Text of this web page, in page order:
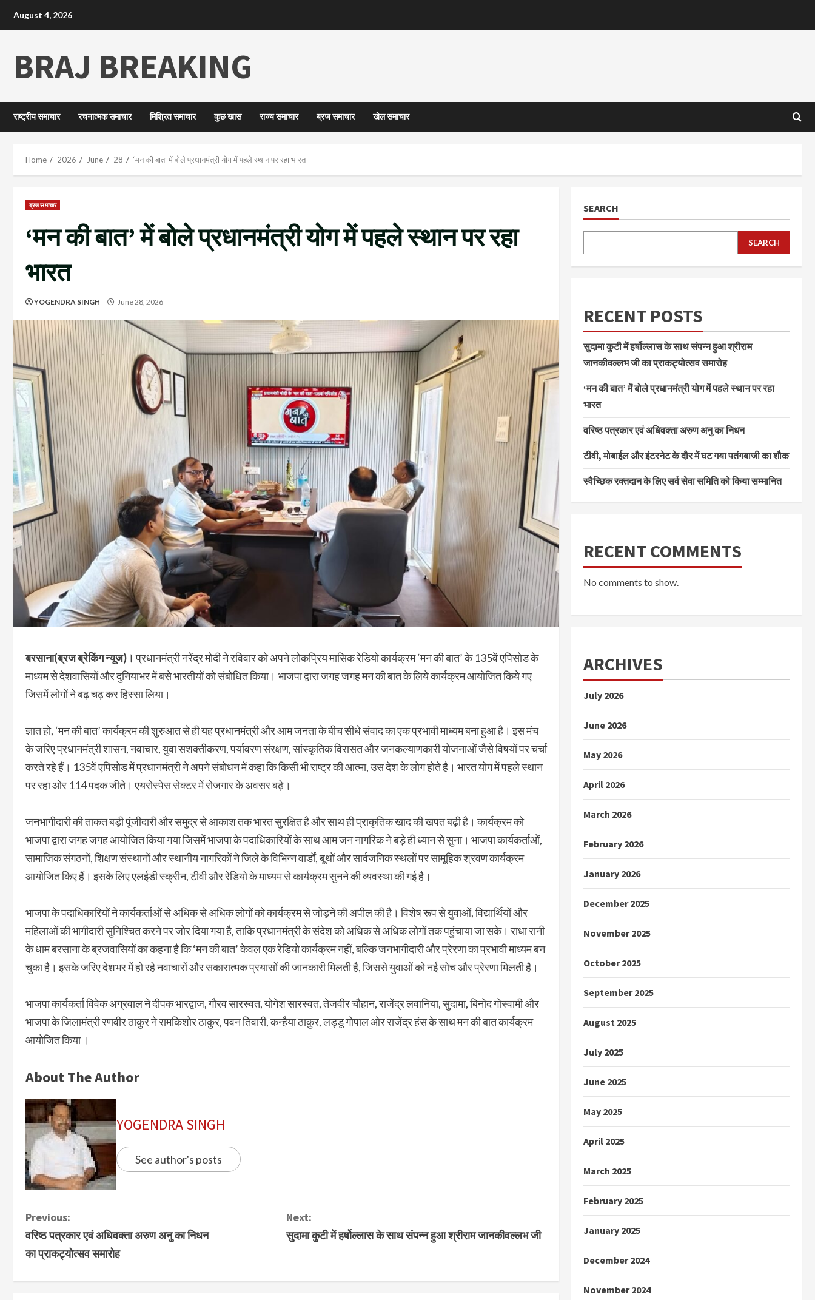
August 4, 2026
BRAJ BREAKING
राष्ट्रीय समाचार रचनात्मक समाचार मिश्रित समाचार कुछ खास राज्य समाचार ब्रज समाचार खेल समाचार
Home 2026 June 28 ‘मन की बात’ में बोले प्रधानमंत्री योग में पहले स्थान पर रहा भारत
ब्रज समाचार
‘मन की बात’ में बोले प्रधानमंत्री योग में पहले स्थान पर रहा
भारत
YOGENDRA SINGH June 28, 2026
बरसाना(ब्रज ब्रेकिंग न्यूज)।प्रधानमंत्री नरेंद्र मोदी ने रविवार को अपने लोकप्रिय मासिक रेडियो कार्यक्रम ‘मन की बात’ के 135वें एपिसोड के
माध्यम से देशवासियों और दुनियाभर में बसे भारतीयों को संबोधित किया। भाजपा द्वारा जगह जगह मन की बात के लिये कार्यक्रम आयोजित किये गए
जिसमें लोगों ने बढ़ चढ़ कर हिस्सा लिया।
ज्ञात हो, ‘मन की बात’ कार्यक्रम की शुरुआत से ही यह प्रधानमंत्री और आम जनता के बीच सीधे संवाद का एक प्रभावी माध्यम बना हुआ है। इस मंच
के जरिए प्रधानमंत्री शासन, नवाचार, युवा सशक्तीकरण, पर्यावरण संरक्षण, सांस्कृतिक विरासत और जनकल्याणकारी योजनाओं जैसे विषयों पर चर्चा
करते रहे हैं। 135वें एपिसोड में प्रधानमंत्री ने अपने संबोधन में कहा कि किसी भी राष्ट्र की आत्मा, उस देश के लोग होते है। भारत योग में पहले स्थान
पर रहा ओर 114 पदक जीते। एयरोस्पेस सेक्टर में रोजगार के अवसर बढ़े।
जनभागीदारी की ताकत बड़ी पूंजीदारी और समुद्र से आकाश तक भारत सुरक्षित है और साथ ही प्राकृतिक खाद की खपत बढ़ी है। कार्यक्रम को
भाजपा द्वारा जगह जगह आयोजित किया गया जिसमें भाजपा के पदाधिकारियों के साथ आम जन नागरिक ने बड़े ही ध्यान से सुना। भाजपा कार्यकर्ताओं,
सामाजिक संगठनों, शिक्षण संस्थानों और स्थानीय नागरिकों ने जिले के विभिन्न वार्डों, बूथों और सार्वजनिक स्थलों पर सामूहिक श्रवण कार्यक्रम
आयोजित किए हैं। इसके लिए एलईडी स्क्रीन, टीवी और रेडियो के माध्यम से कार्यक्रम सुनने की व्यवस्था की गई है।
भाजपा के पदाधिकारियों ने कार्यकर्ताओं से अधिक से अधिक लोगों को कार्यक्रम से जोड़ने की अपील की है। विशेष रूप से युवाओं, विद्यार्थियों और
महिलाओं की भागीदारी सुनिश्चित करने पर जोर दिया गया है, ताकि प्रधानमंत्री के संदेश को अधिक से अधिक लोगों तक पहुंचाया जा सके। राधा रानी
के धाम बरसाना के ब्रजवासियों का कहना है कि ‘मन की बात’ केवल एक रेडियो कार्यक्रम नहीं, बल्कि जनभागीदारी और प्रेरणा का प्रभावी माध्यम बन
चुका है। इसके जरिए देशभर में हो रहे नवाचारों और सकारात्मक प्रयासों की जानकारी मिलती है, जिससे युवाओं को नई सोच और प्रेरणा मिलती है।
भाजपा कार्यकर्ता विवेक अग्रवाल ने दीपक भारद्वाज, गौरव सारस्वत, योगेश सारस्वत, तेजवीर चौहान, राजेंद्र लवानिया, सुदामा, बिनोद गोस्वामी और
भाजपा के जिलामंत्री रणवीर ठाकुर ने रामकिशोर ठाकुर, पवन तिवारी, कन्हैया ठाकुर, लड्डू गोपाल ओर राजेंद्र हंस के साथ मन की बात कार्यक्रम
आयोजित किया ।
About The Author
YOGENDRA SINGH
See author's posts
Previous:
वरिष्ठ पत्रकार एवं अधिवक्ता अरुण अनु का निधन
Next:
सुदामा कुटी में हर्षोल्लास के साथ संपन्न हुआ श्रीराम जानकीवल्लभ जी
का प्राकट्योत्सव समारोह
SEARCH
SEARCH
RECENT POSTS
सुदामा कुटी में हर्षोल्लास के साथ संपन्न हुआ श्रीराम
जानकीवल्लभ जी का प्राकट्योत्सव समारोह
‘मन की बात’ में बोले प्रधानमंत्री योग में पहले स्थान पर रहा
भारत
वरिष्ठ पत्रकार एवं अधिवक्ता अरुण अनु का निधन
टीवी, मोबाईल और इंटरनेट के दौर में घट गया पतंगबाजी का शौक
स्वैच्छिक रक्तदान के लिए सर्व सेवा समिति को किया सम्मानित
RECENT COMMENTS
No comments to show.
ARCHIVES
July 2026
June 2026
May 2026
April 2026
March 2026
February 2026
January 2026
December 2025
November 2025
October 2025
September 2025
August 2025
July 2025
June 2025
May 2025
April 2025
March 2025
February 2025
January 2025
December 2024
November 2024